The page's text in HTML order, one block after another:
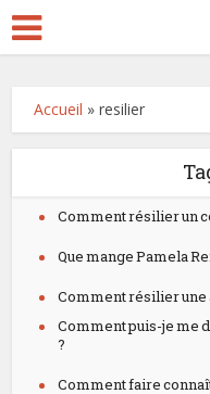
Accueil »resilier
Comment résilier un
Que mange Pamela
Comment résilier une
Comment puis-je me
?
Comment faire